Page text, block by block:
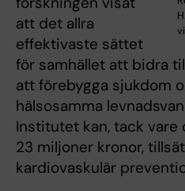
att det allra
effektivaste sättet
för samhället att bidra
att förebygga sjukdom
hälsosamma
Institutet kan, tack
23 miljoner kronor,
kardiovaskulär